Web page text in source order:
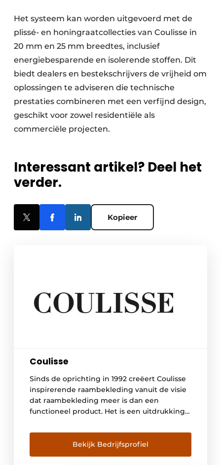
Het systeem kan worden uitgevoerd met de
plissé- en honingraatcollecties van Coulisse in
20 mm en 25 mm breedtes, inclusief
energiebesparende en isolerende stoffen. Dit
biedt dealers en bestekschrijvers de vrijheid om
oplossingen te adviseren die technische
prestaties combineren met een verfijnd design,
geschikt voor zowel residentiële als
commerciële projecten.
Interessant artikel? Deel het
verder.
Kopieer
Coulisse
Sinds de oprichting in 1992 creëert Coulisse
inspirerende raambekleding vanuit de visie
dat raambekleding meer is dan een
functioneel product. Het is een uitdrukking
bijdraagt aan veiligheid, welzijn en gemak in
huizen en kantoren over de hele wereld. Met
een totaalconcept van vooruitstrevende
Bekijk Bedrijfsprofiel